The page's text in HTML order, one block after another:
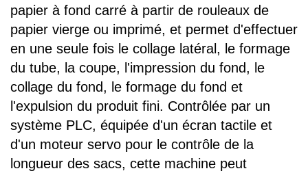
papier à fond carré à partir de rouleaux de
papier vierge ou imprimé, et permet d'effectuer
en une seule fois le collage latéral, le formage
du tube, la coupe, l'impression du fond, le
collage du fond, le formage du fond et
l'expulsion du produit fini. Contrôlée par un
système PLC, équipée d'un écran tactile et
d'un moteur servo pour le contrôle de la
longueur des sacs, cette machine peut